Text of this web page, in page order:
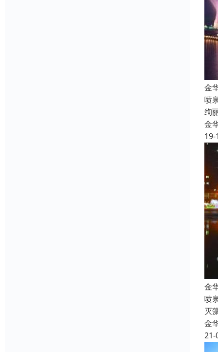
金
喷
绚
金
19-
金
喷
灭
金
21-